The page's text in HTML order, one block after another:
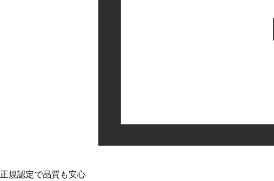
正規認定で品質も安心